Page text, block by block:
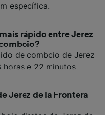
específica.
rápido entre Jerez
de comboio de Jerez
horas e 22 minutos.
Jerez de la Frontera